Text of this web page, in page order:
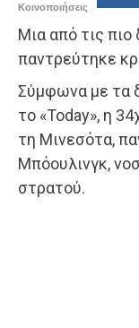
Κοινοποιήσεις
Μια από τις πιο
παντρεύτηκε
Σύμφωνα με τα
το «Today», η
τη Μινεσότα,
Μπόουλινγκ,
στρατού.